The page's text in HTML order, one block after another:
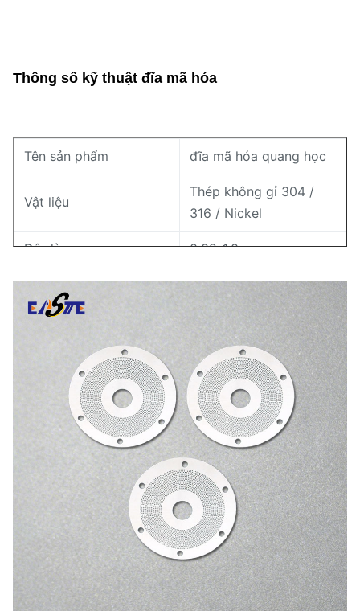
Thông số kỹ thuật đĩa mã hóa
Tên sản phẩm đĩa mã hóa quang học
Vật liệu
Thép không gỉ 304 /
316 / Nickel
Độ dày 0.02-1.0 mm
Sự khoan dung ± 0,003 ± 0,01 mm
Độ rộng đường tối
thiểu
0.01 mm
Ứng dụng Bộ mã hóa xoay
Nghị quyết
Tối đa 10.000 PPR (có
thể tùy chỉnh)